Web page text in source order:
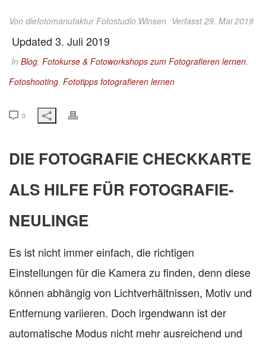
Von diefotomanufaktur Fotostudio Winsen Verfasst 29. Mai 2019
Updated 3. Juli 2019
In Blog, Fotokurse & Fotoworkshops zum Fotografieren lernen,
Fotoshooting, Fototipps fotografieren lernen
0
DIE FOTOGRAFIE CHECKKARTE
ALS HILFE FÜR FOTOGRAFIE-
NEULINGE
Es ist nicht immer einfach, die richtigen
Einstellungen für die Kamera zu finden, denn diese
können abhängig von Lichtverhältnissen, Motiv und
Entfernung variieren. Doch irgendwann ist der
automatische Modus nicht mehr ausreichend und